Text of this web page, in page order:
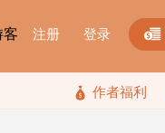
客 注册 登录 
 作者福利